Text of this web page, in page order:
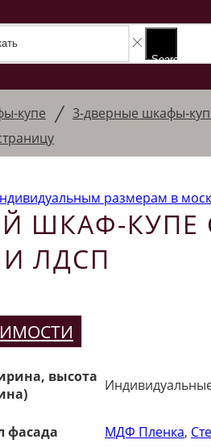
Search
купе / 3-дверные шкафы-
ШКАФ-КУПЕ
ЛДСП
высота
фасада МДФ Пленка,